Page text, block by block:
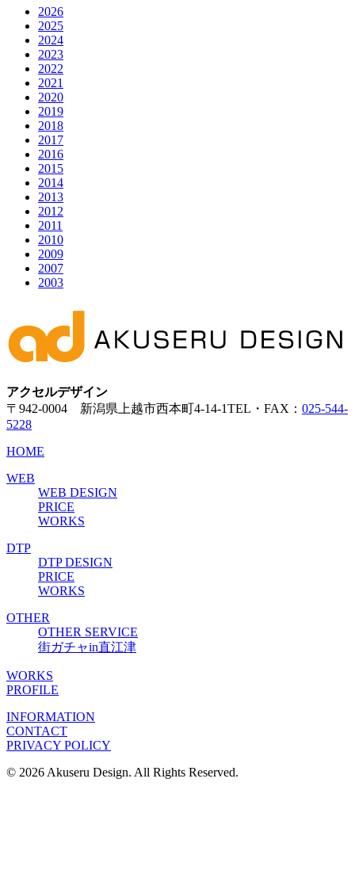
2026
2025
2024
2023
2022
2021
2020
2019
2018
2017
2016
2015
2014
2013
2012
2011
2010
2009
2007
2003
アクセルデザイン
〒942-0004 新潟県上越市西本町4-14-1TEL・FAX： 025-544-
5228
HOME
WEB
WEB DESIGN
PRICE
WORKS
DTP
DTP DESIGN
PRICE
WORKS
OTHER
OTHER SERVICE
街ガチャin直江津
WORKS
PROFILE
INFORMATION
CONTACT
PRIVACY POLICY
© 2026 Akuseru Design. All Rights Reserved.